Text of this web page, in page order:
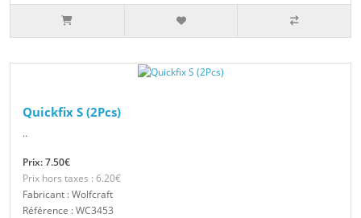
Quickfix S (2Pcs)
..
Prix: 7.50€
Prix hors taxes : 6.20€
Fabricant : Wolfcraft
Référence : WC3453